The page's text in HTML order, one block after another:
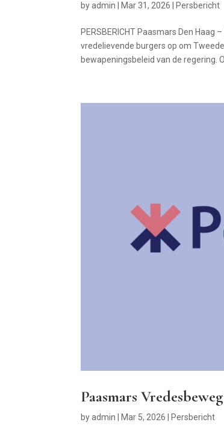
byadmin Mar 31, 2026 Persbericht
PERSBERICHT Paasmars Den
vredelievende burgers op om
bewapeningsbeleid van de regering.
Paasmars
byadmin Mar 5, 2026 Persbericht